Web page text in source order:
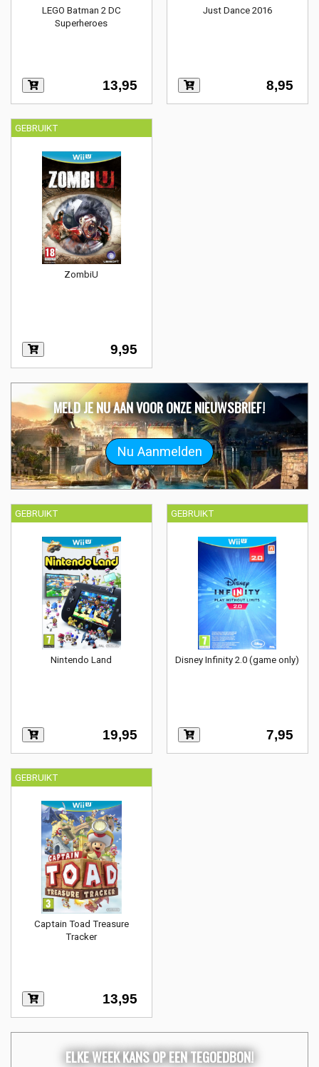
LEGO Batman 2 DC
Superheroes
13,95
Just Dance 2016
8,95
GEBRUIKT
ZombiU
9,95
GEBRUIKT
Nintendo Land
19,95
GEBRUIKT
Disney Infinity 2.0 (game only)
7,95
GEBRUIKT
Captain Toad Treasure
Tracker
13,95
MELD JE NU AAN VOOR ONZE NIEUWSBRIEF!
ELKE WEEK KANS OP EEN TEGOEDBON!